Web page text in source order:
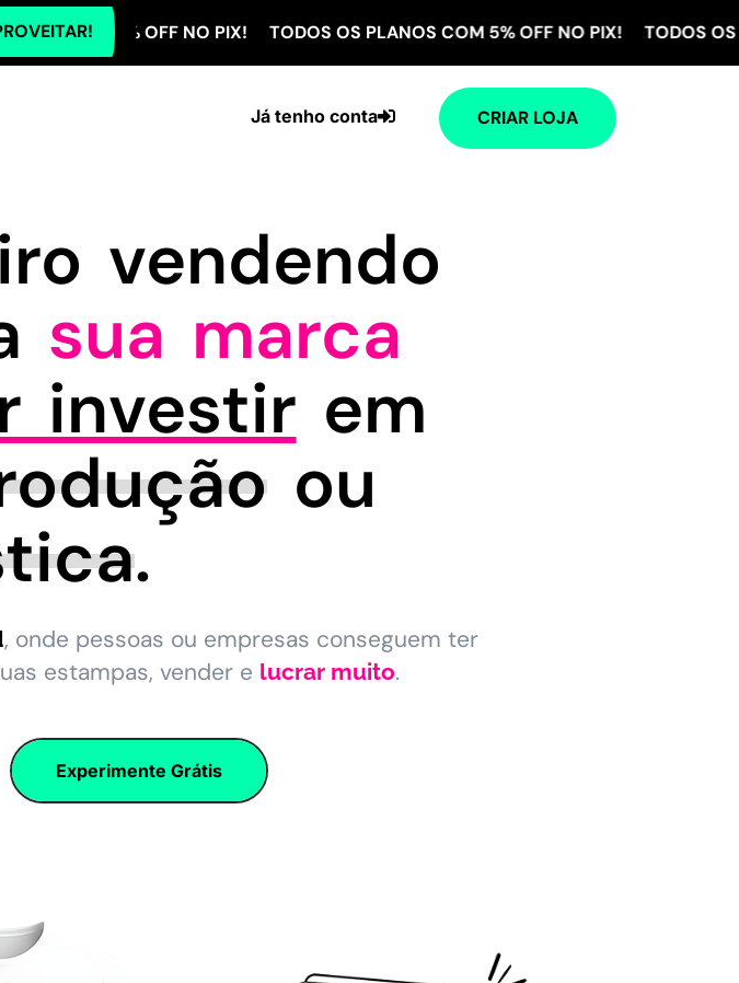
5% OFF NO PIX! TODOS OS PLANOS COM 5% OFF NO PIX! TODOS OS
CRIAR LOJA
Já tenho conta
vendendo
sua marca
investir em
ou
.
, onde pessoas ou empresas conseguem ter
estampas, vender e lucrar muito.
Experimente Grátis